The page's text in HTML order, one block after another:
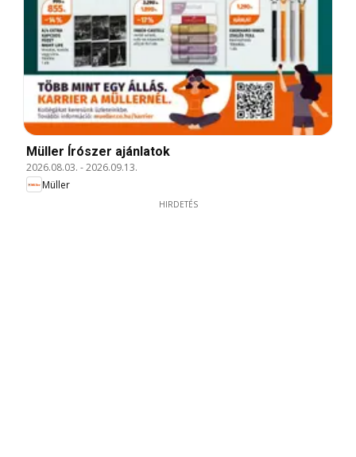
Müller Írószer ajánlatok
2026.08.03. -2026.09.13.
Müller
HIRDETÉS